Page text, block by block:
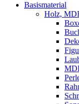
Basismaterial
Holz,